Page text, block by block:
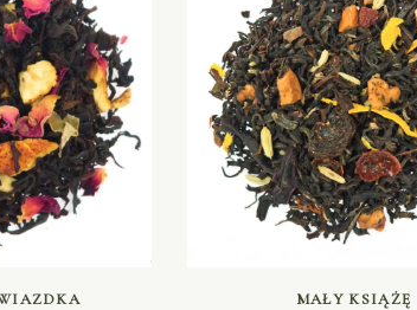
WYBIERZ OPCJE
MAŁY KSIĄŻĘ